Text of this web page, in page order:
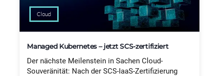
Cloud
Managed Kubernetes – jetzt SCS-zertifiziert
Der nächste Meilenstein in Sachen Cloud-
Souveränität: Nach der SCS-IaaS-Zertifizierung